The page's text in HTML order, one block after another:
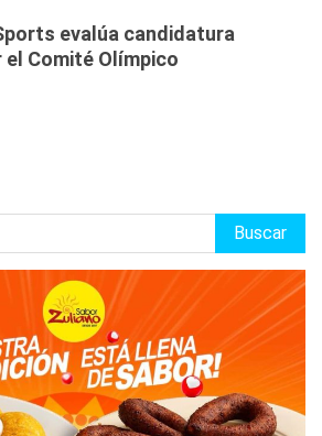
evalúa candidatura
Comité Olímpico